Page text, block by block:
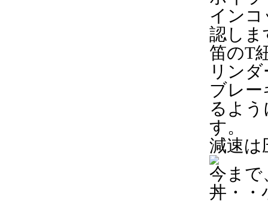
インコ
認しま
笛のT
リン
ブレー
るよ
す。
減速は
今まで
丼・・